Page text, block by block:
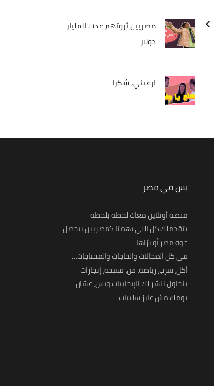
مصريين ثروتهم عدت المليار
دولار
ارعبني, شكرا
بس في مصر
منصة أونلاين معاك لحظة بلحظة
بتقدملك كل اللي يهمنا كمصريين بيحصل
جوه مصر أو برّاها
في كل المجالات والحاجات والمحتاجات…
أكل، شرب، رياضة، فن، فسحة، إنجازات
بنحاول ننشر لك الإيجابيات وبس، عشان
يومك مش عايز سلبيات